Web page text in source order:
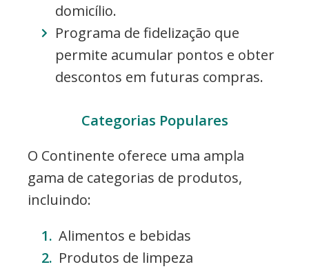
domicílio.
Programa de fidelização que
permite acumular pontos e obter
descontos em futuras compras.
Categorias Populares
O Continente oferece uma ampla
gama de categorias de produtos,
incluindo:
Alimentos e bebidas
Produtos de limpeza